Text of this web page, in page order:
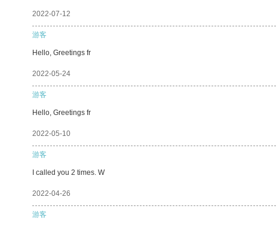
2022-07-12
游客
Hello, Greetings fr
2022-05-24
游客
Hello, Greetings fr
2022-05-10
游客
I called you 2 times. W
2022-04-26
游客